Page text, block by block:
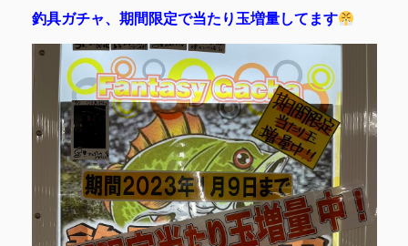
釣具ガチャ、期間限定で当たり玉増量してます